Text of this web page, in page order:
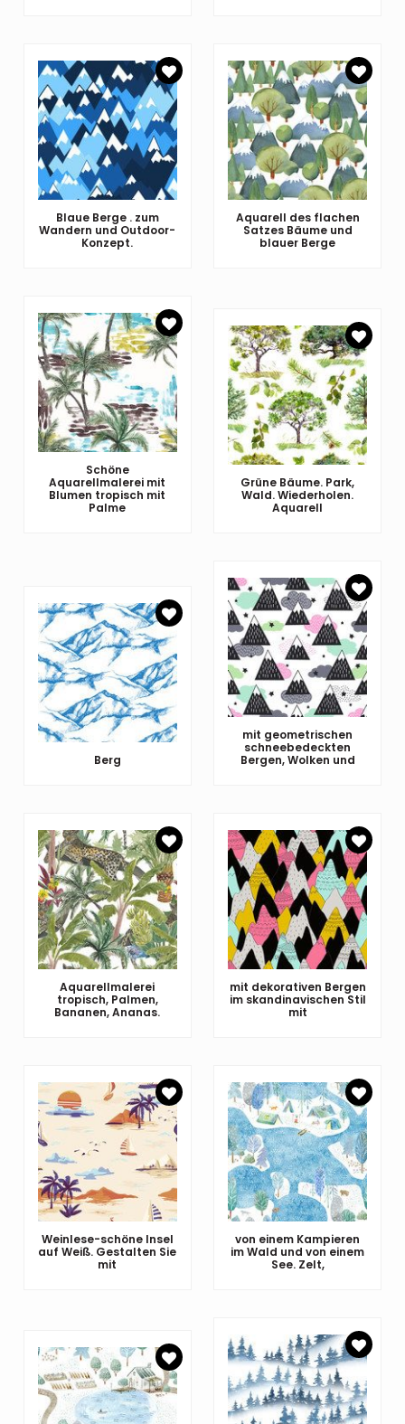
Blaue Berge . zum
Wandern und Outdoor-
Konzept.
Aquarell des flachen
Satzes Bäume und
blauer Berge
Schöne
Aquarellmalerei mit
Blumen tropisch mit
Palme
Grüne Bäume. Park,
Wald. Wiederholen.
Aquarell
Berg
mit geometrischen
schneebedeckten
Bergen, Wolken und
Aquarellmalerei
tropisch, Palmen,
Bananen, Ananas.
mit dekorativen Bergen
im skandinavischen Stil
mit
Weinlese-schöne Insel
auf Weiß. Gestalten Sie
mit
von einem Kampieren
im Wald und von einem
See. Zelt,